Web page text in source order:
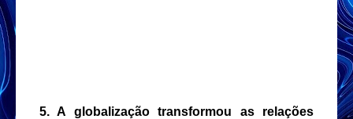
5. A globalização transformou as relações